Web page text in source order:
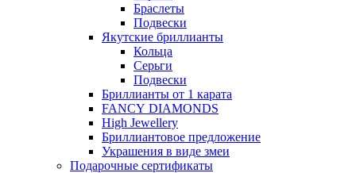
Браслеты
Подвески
Якутские бриллианты
Кольца
Серьги
Подвески
Бриллианты от 1 карата
FANCY DIAMONDS
High Jewellery
Бриллиантовое предложение
Украшения в виде змеи
Подарочные сертификаты